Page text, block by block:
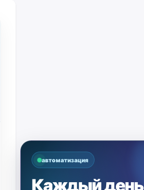
автоматизация
Каждый день